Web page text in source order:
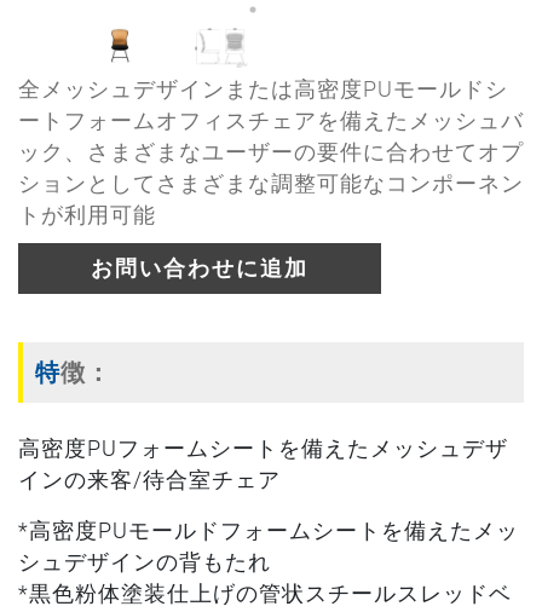
全メッシュデザインまたは高密度PUモールドシ
ートフォームオフィスチェアを備えたメッシュバ
ック、さまざまなユーザーの要件に合わせてオプ
ションとしてさまざまな調整可能なコンポーネン
トが利用可能
お問い合わせに追加
特徴：
高密度PUフォームシートを備えたメッシュデザ
インの来客/待合室チェア
*高密度PUモールドフォームシートを備えたメッ
シュデザインの背もたれ
*黒色粉体塗装仕上げの管状スチールスレッドベ